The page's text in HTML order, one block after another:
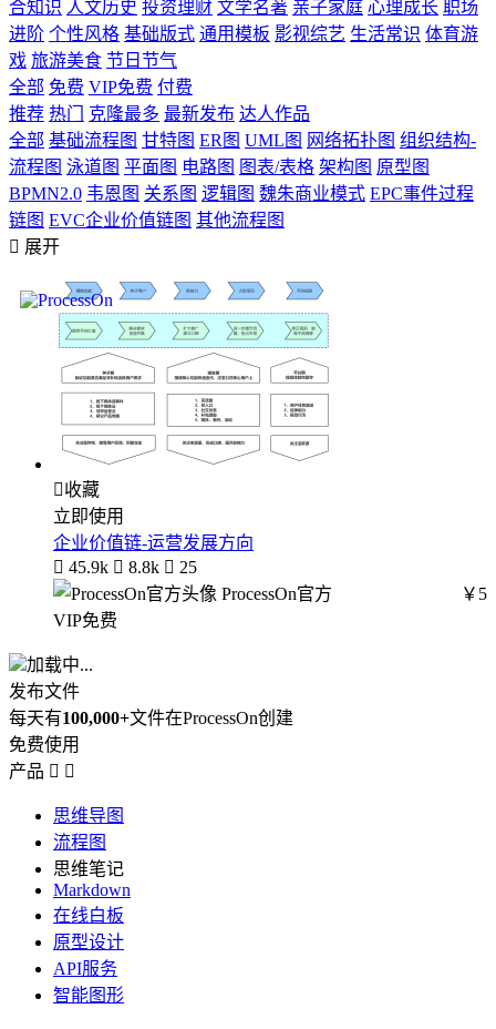
合知识 人文历史 投资理财 文学名著 亲子家庭 心理成长 职场
进阶 个性风格 基础版式 通用模板 影视综艺 生活常识 体育游
戏 旅游美食 节日节气
全部 免费 VIP免费 付费
推荐 热门 克隆最多 最新发布 达人作品
全部 基础流程图 甘特图 ER图 UML图 网络拓扑图 组织结构-
流程图 泳道图 平面图 电路图 图表/表格 架构图 原型图
BPMN2.0 韦恩图 关系图 逻辑图 魏朱商业模式 EPC事件过程
链图 EVC企业价值链图 其他流程图
 展开
收藏
立即使用
企业价值链-运营发展方向
 45.9k  8.8k  25
ProcessOn官方
￥5
VIP免费
加载中...
发布文件
每天有100,000+文件在ProcessOn创建
免费使用
产品  
思维导图
流程图
思维笔记
Markdown
在线白板
原型设计
API服务
智能图形